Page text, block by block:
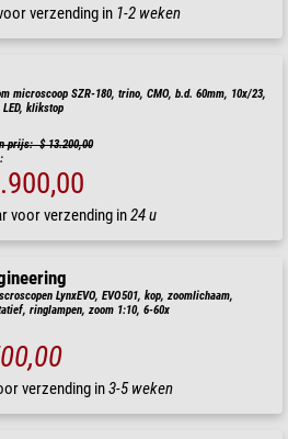
verzending in 1-2 weken
microscoop SZR-180, trino, CMO, b.d. 60mm, 10x/23,
klikstop
prijs: $ 13.200,00
voor verzending in24 u
LynxEVO, EVO501, kop, zoomlichaam,
ringlampen, zoom 1:10, 6-60x
verzending in3-5 weken